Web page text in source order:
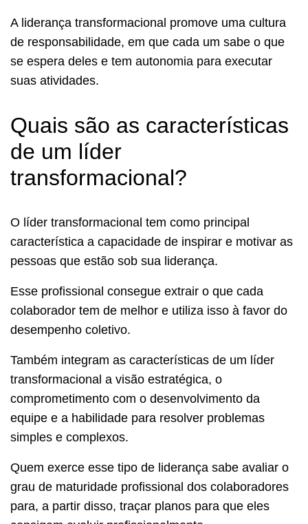
A liderança transformacional promove uma cultura
de responsabilidade, em que cada um sabe o que
se espera deles e tem autonomia para executar
suas atividades.
Quais são as características
de um líder
transformacional?
O líder transformacional tem como principal
característica a capacidade de inspirar e motivar as
pessoas que estão sob sua liderança.
Esse profissional consegue extrair o que cada
colaborador tem de melhor e utiliza isso à favor do
desempenho coletivo.
Também integram as características de um líder
transformacional a visão estratégica, o
comprometimento com o desenvolvimento da
equipe e a habilidade para resolver problemas
simples e complexos.
Quem exerce esse tipo de liderança sabe avaliar o
grau de maturidade profissional dos colaboradores
para, a partir disso, traçar planos para que eles